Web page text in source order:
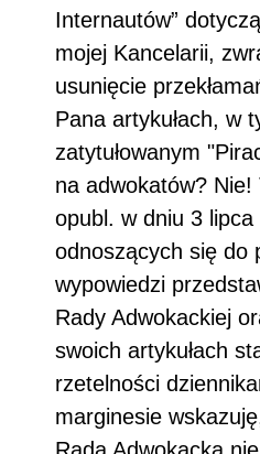
Internautów”
mojej Kancelarii,
usunięcie
Pana artykułach, w
zatytułowanym
na adwokatów?
opubl. w dniu 3 lipca
odnoszących się do
wypowiedzi
Rady Adwokackiej
swoich artykułach
rzetelności
marginesie
Rada Adwokacka